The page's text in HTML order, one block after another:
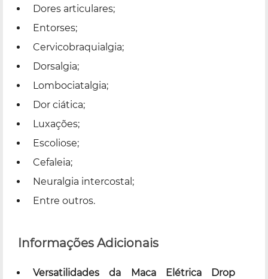
Dores articulares;
Entorses;
Cervicobraquialgia;
Dorsalgia;
Lombociatalgia;
Dor ciática;
Luxações;
Escoliose;
Cefaleia;
Neuralgia intercostal;
Entre outros.
Informações Adicionais
Versatilidades da Maca Elétrica Drop